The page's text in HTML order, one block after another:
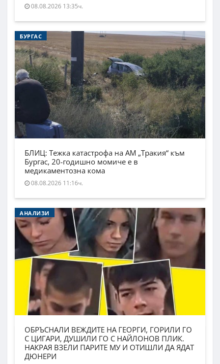
08.08.2026 13:35ч.
БУРГАС
БЛИЦ: Тежка катастрофа на АМ „Тракия“ към
Бургас, 20-годишно момиче е в
медикаментозна кома
08.08.2026 11:16ч.
АНАЛИЗИ
ОБРЪСНАЛИ ВЕЖДИТЕ НА ГЕОРГИ, ГОРИЛИ ГО
С ЦИГАРИ, ДУШИЛИ ГО С НАЙЛОНОВ ПЛИК.
НАКРАЯ ВЗЕЛИ ПАРИТЕ МУ И ОТИШЛИ ДА ЯДАТ
ДЮНЕРИ